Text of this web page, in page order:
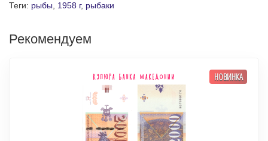
Теги: рыбы 1958 г, рыбаки
Рекомендуем
НОВИНКА